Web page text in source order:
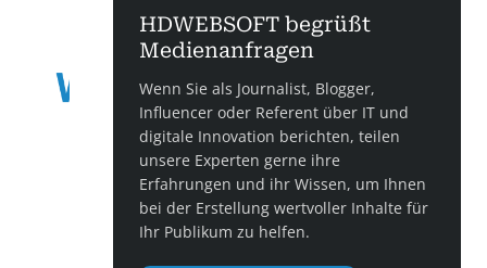
HDWEBSOFT begrüßt
Medienanfragen
Wenn Sie als Journalist, Blogger,
Influencer oder Referent über IT und
digitale Innovation berichten, teilen
unsere Experten gerne ihre
Erfahrungen und ihr Wissen, um Ihnen
bei der Erstellung wertvoller Inhalte für
Ihr Publikum zu helfen.